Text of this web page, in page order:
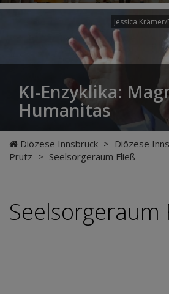
Jessica
KI-Enzyklika:
Humanitas
Diözese Innsbruck > Diözese
Prutz > Seelsorgeraum Fließ
Seelsorgeraum